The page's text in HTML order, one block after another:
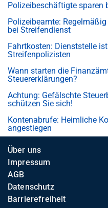
Polizeibeschäftigte sparen
Polizeibeamte:
bei Streifendienst
Fahrtkosten: Dienststelle
Streifenpolizisten
Wann starten die
Steuererklärungen?
Achtung: Gefälschte
schützen Sie sich!
Kontenabrufe: Heimliche
angestiegen
Über uns
Impressum
AGB
Datenschutz
Barrierefreiheit